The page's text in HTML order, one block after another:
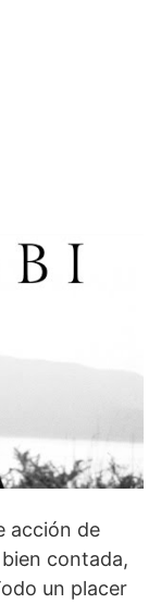
acción de
contada,
un placer